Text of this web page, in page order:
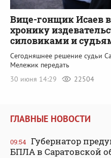
Вице-гонщик Исаев
хронику
силовиками и
Сегодняшнее решение судьи
Мележик передать
30 июня 14:29
22504
ГЛАВНЫЕ НОВОСТИ
09:54 Губернатор
БПЛА в Саратовской